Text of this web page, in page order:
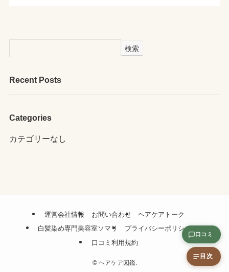
検索
Recent Posts
Categories
カテゴリーなし
運営会社情報 お問い合わせ
ヘアケアトーク
白髪染め専門美容室ソマリ
プライバシーポリシー
口コミ利用規約
©ヘアケア図鑑.
口コミ
目次